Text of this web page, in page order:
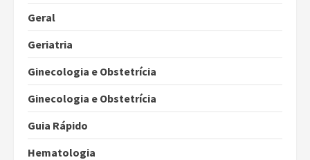
Geral
Geriatria
Ginecologia e Obstetrícia
Ginecologia e Obstetrícia
Guia Rápido
Hematologia